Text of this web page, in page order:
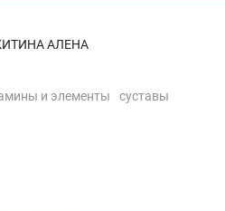
АЛЕНА
и элементы суставы